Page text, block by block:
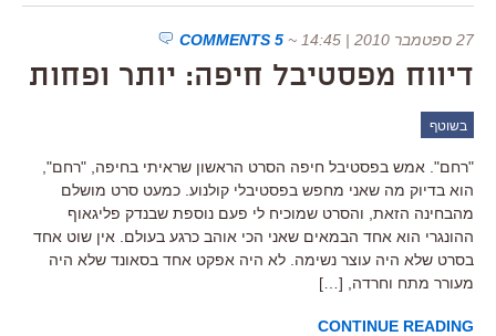
27 ספטמבר 2010 | 14:45 ~
5 COMMENTS
דיווח מפסטיבל חיפה: יותר ופחות
בשוטף
"רחם". אמש בפסטיבל חיפה הסרט הראשון שראיתי בחיפה, "רחם",
הוא בדיוק מה שאני מחפש בפסטיבלי קולנוע. כמעט סרט מושלם
מהבחינה הזאת, והסרט שמוכיח לי פעם נוספת שבנדק פליגאוף
ההונגרי הוא אחד הבמאים שאני הכי אוהב כרגע בעולם. אין שוט אחד
בסרט שלא היה עוצר נשימה. לא היה אפקט אחד בסאונד שלא היה
מעורר מתח וחרדה, […]
CONTINUE READING